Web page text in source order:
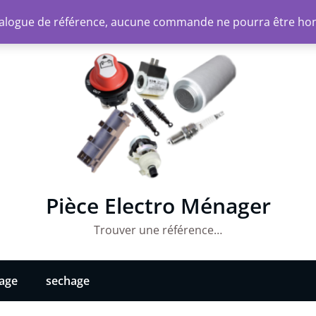
Pièce Electro Ménager
Trouver une référence…
sechage
de référence, aucune commande ne pourra être